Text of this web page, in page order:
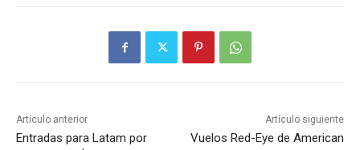
Artículo anterior
Entradas para Latam por
Artículo siguiente
Vuelos Red-Eye de American